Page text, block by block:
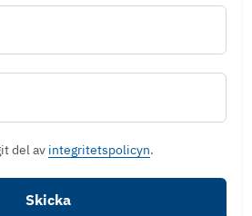
del av integritetspolicyn.
Skicka